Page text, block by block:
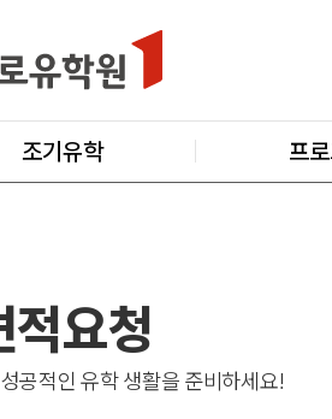
조기유학 프
적요청
공적인 유학 생활을 준비하세요!